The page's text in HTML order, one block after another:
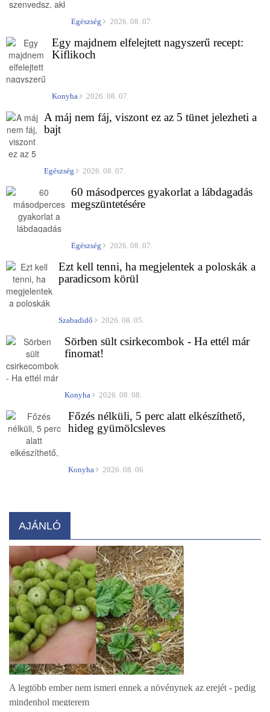
Egészség 2026. 08. 07.
Egy majdnem elfelejtett nagyszerű recept:
Kiflikoch
Konyha 2026. 08. 07.
A máj nem fáj, viszont ez az 5 tünet jelezheti a
bajt
Egészség 2026. 08. 07.
60 másodperces gyakorlat a lábdagadás
megszüntetésére
Egészség 2026. 08. 07.
Ezt kell tenni, ha megjelentek a poloskák a
paradicsom körül
Szabadidő 2026. 08. 05.
Sörben sült csirkecombok - Ha ettél már
finomat!
Konyha 2026. 08. 08.
Főzés nélküli, 5 perc alatt elkészíthető,
hideg gyümölcsleves
Konyha 2026. 08. 06.
AJÁNLÓ
A legtöbb ember nem ismeri ennek a növénynek az erejét - pedig
mindenhol megterem